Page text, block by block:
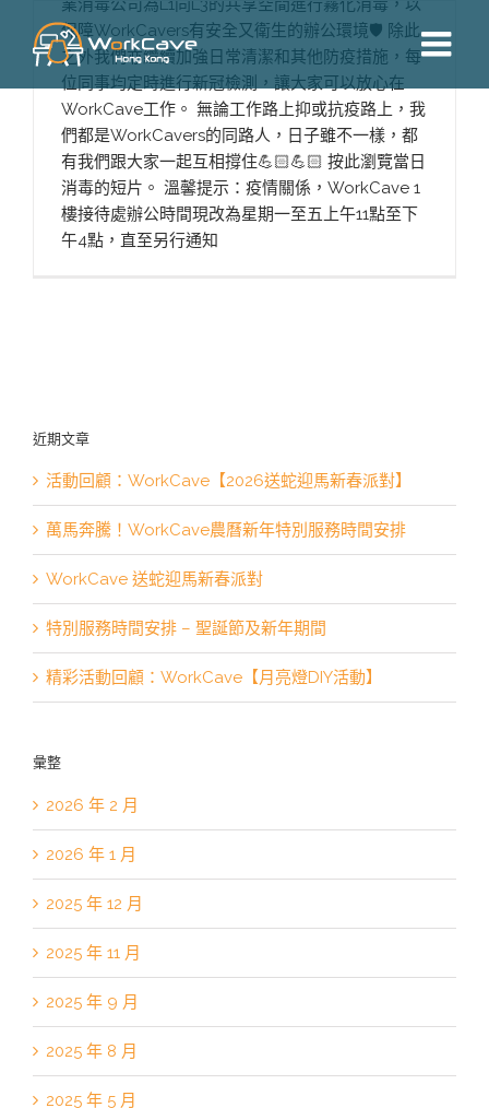
content
業消毒公司為L1同L3的共享空間進行霧化消毒，以
保障WorkCavers有安全又衛生的辦公環境🛡 除此
之外我們亦繼續加強日常清潔和其他防疫措施，每
位同事均定時進行新冠檢測，讓大家可以放心在
WorkCave工作。 無論工作路上抑或抗疫路上，我
們都是WorkCavers的同路人，日子雖不一樣，都
有我們跟大家一起互相撐住💪🏻💪🏻 按此瀏覽當日
消毒的短片。 溫馨提示：疫情關係，WorkCave 1
樓接待處辦公時間現改為星期一至五上午11點至下
午4點，直至另行通知
近期文章
活動回顧：WorkCave【2026送蛇迎馬新春派對】
萬馬奔騰！WorkCave農曆新年特別服務時間安排
WorkCave 送蛇迎馬新春派對
特別服務時間安排 – 聖誕節及新年期間
精彩活動回顧：WorkCave【月亮燈DIY活動】
彙整
2026 年 2 月
2026 年 1 月
2025 年 12 月
2025 年 11 月
2025 年 9 月
2025 年 8 月
2025 年 5 月